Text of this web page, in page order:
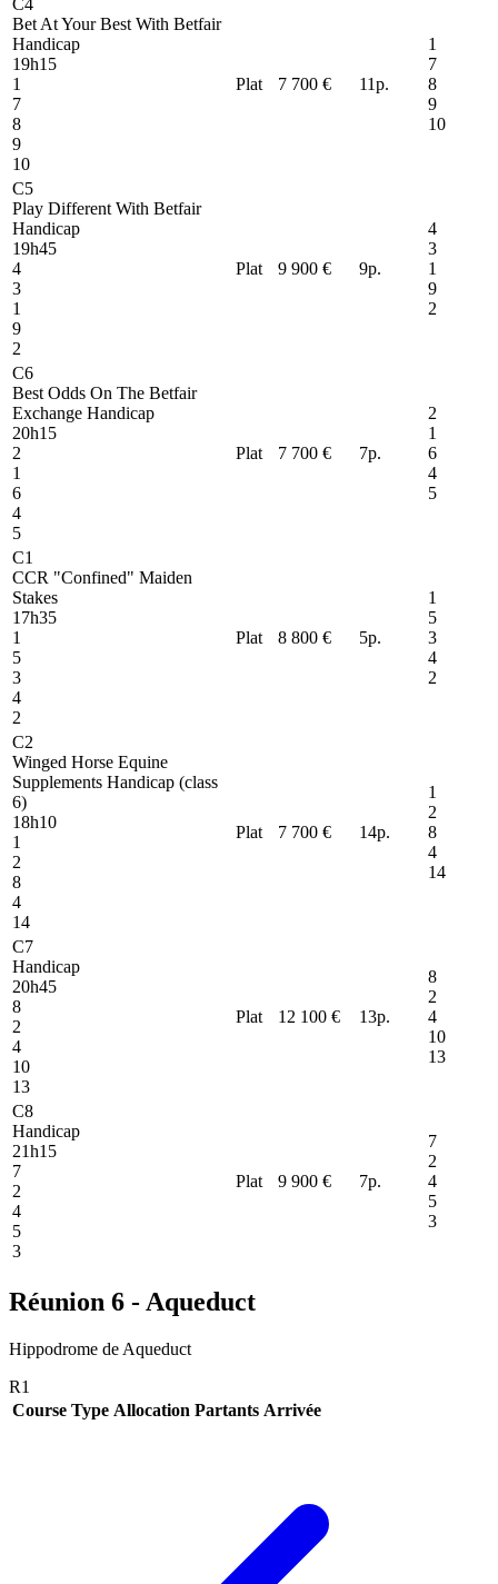
Bet At Your Best With Betfair
Handicap
19h15
1
7
8
9
10
Plat 7 700 € 11p.
1
7
8
9
10
C5
Play Different With Betfair
Handicap
19h45
4
3
1
9
2
Plat 9 900 € 9p.
4
3
1
9
2
C6
Best Odds On The Betfair
Exchange Handicap
20h15
2
1
6
4
5
Plat 7 700 € 7p.
2
1
6
4
5
C1
CCR "Confined" Maiden
Stakes
17h35
1
5
3
4
2
Plat 8 800 € 5p.
1
5
3
4
2
C2
Winged Horse Equine
Supplements Handicap (class
6)
18h10
1
2
8
4
14
Plat 7 700 € 14p.
1
2
8
4
14
C7
Handicap
20h45
8
2
4
10
13
Plat 12 100 € 13p.
8
2
4
10
13
C8
Handicap
21h15
7
2
4
5
3
Plat 9 900 € 7p.
7
2
4
5
3
Réunion 6 - Aqueduct
Hippodrome de Aqueduct
R1
Course Type Allocation Partants Arrivée